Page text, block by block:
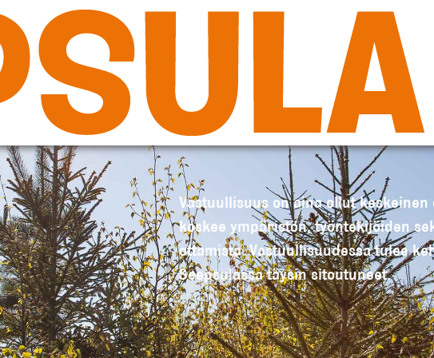
Vastuullisuus on aina ollut keskeinen
koskee ympäristön, työntekijöiden
ottamista. Vastuullisuudessa tulee
Seepsulassa täysin sitoutuneet.